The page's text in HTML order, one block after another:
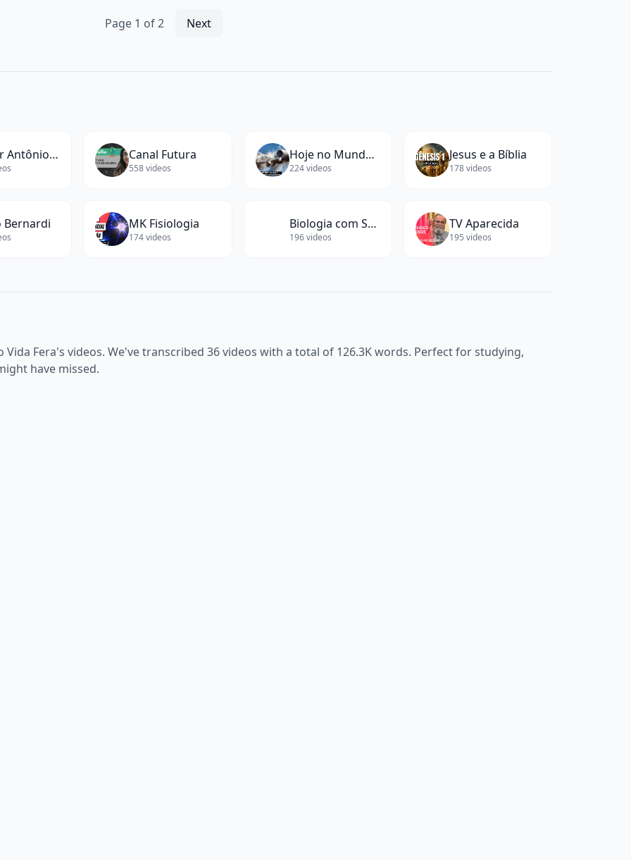
Page 1 of2 Next
Pastor Antônio Júnior Canal Futura
558videos
Hoje no Mundo Militar
224videos
Jesus e a Bíblia
178videos
Bernardi MK Fisiologia
174videos
Biologia com Samuel Cunha
196videos
TV Aparecida
195 videos
Vida Fera's videos. We've transcribed 36videos with a total of 126.3Kwords. Perfect for studying,
have missed.